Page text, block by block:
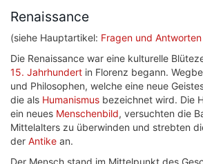
Renaissance
(siehe Hauptartikel: Fragen und
Die Renaissance war eine kulturelle
15. Jahrhundert in Florenz begann.
und Philosophen, welche eine neue
die als Humanismus bezeichnet wird. Die
ein neues Menschenbild, versuchten die
Mittelalters zu überwinden und strebten
der Antike an.
Der Mensch stand im Mittelpunkt des